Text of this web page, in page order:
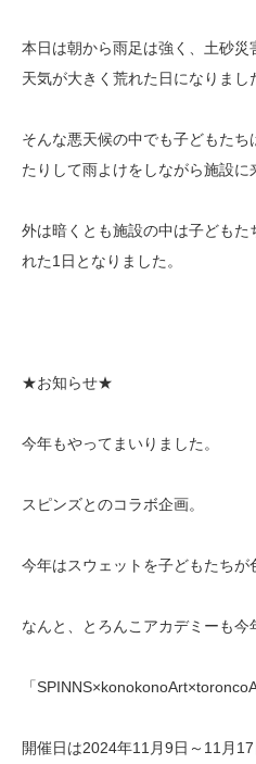
本日は朝から雨足は強く、土砂
天気が大きく荒れた日になりまし
そんな悪天候の中でも子どもた
たりして雨よけをしながら施設に
外は暗くとも施設の中は子ども
れた1日となりました。
★お知らせ★
今年もやってまいりました。
スピンズとのコラボ企画。
今年はスウェットを子どもたちが
なんと、とろんこアカデミーも今
「
開催日は2024年11月9日～11月17